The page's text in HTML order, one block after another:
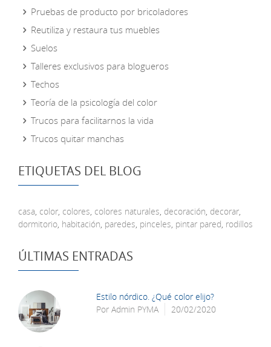
Pruebas de producto por bricoladores
Reutiliza y restaura tus muebles
Suelos
Talleres exclusivos para blogueros
Techos
Teoría de la psicología del color
Trucos para facilitarnos la vida
Trucos quitar manchas
ETIQUETAS DEL BLOG
casa, color, colores, colores naturales, decoración, decorar,
dormitorio, habitación, paredes, pinceles, pintar pared, rodillos
ÚLTIMAS ENTRADAS
Estilo nórdico. ¿Qué color elijo?
PorAdmin PYMA 20/02/2020